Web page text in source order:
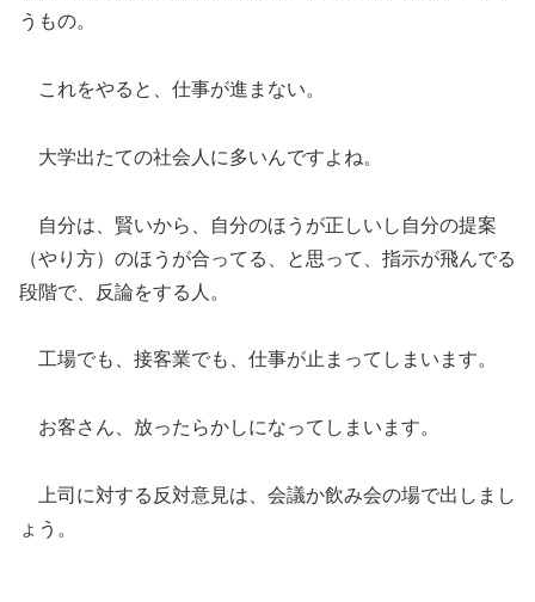
うもの。
これをやると、仕事が進まない。
大学出たての社会人に多いんですよね。
自分は、賢いから、自分のほうが正しいし自分の提案
（やり方）のほうが合ってる、と思って、指示が飛んでる
段階で、反論をする人。
工場でも、接客業でも、仕事が止まってしまいます。
お客さん、放ったらかしになってしまいます。
上司に対する反対意見は、会議か飲み会の場で出しまし
ょう。